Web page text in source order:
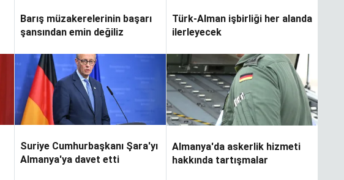
Barış müzakerelerinin başarı
şansından emin değiliz
Türk-Alman işbirliği her alanda
ilerleyecek
Suriye Cumhurbaşkanı Şara'yı
Almanya'ya davet etti
Almanya'da askerlik hizmeti
hakkında tartışmalar